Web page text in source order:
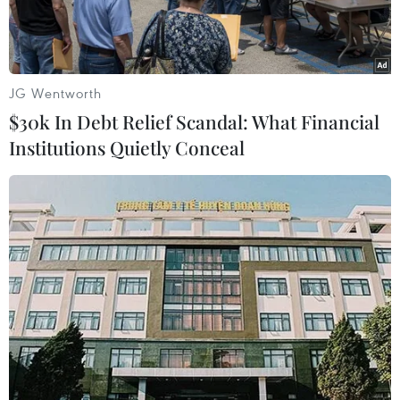
Một điểm bán xăng E10 RON95. (Ảnh: Lê Phước Ngọc/TTXVN)
Ủy ban Cạnh tranh quốc gia (Bộ Công Thương)
vừa vừa công bố địa chỉ email tiếp nhận phản
ánh của người tiêu dùng liên quan đến xăng
E10.
JG Wentworth
$30k In Debt Relief Scandal: What Financial
Institutions Quietly Conceal